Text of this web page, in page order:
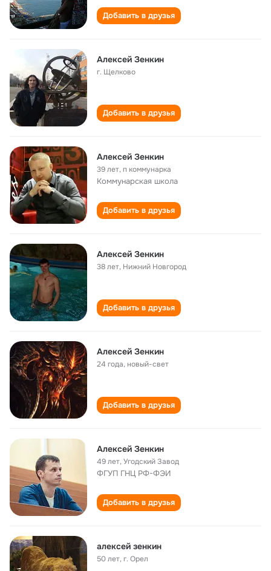
Добавить в друзья
Алексей Зенкин
г. Щелково
Добавить в друзья
Алексей Зенкин
39 лет,п коммунарка
Коммунарская школа
Добавить в друзья
Алексей Зенкин
38 лет, Нижний Новгород
Добавить в друзья
Алексей Зенкин
24 года,новый-свет
Добавить в друзья
Алексей Зенкин
49 лет,Угодский Завод
ФГУП ГНЦ РФ-ФЭИ
Добавить в друзья
алексей зенкин
50 лет,г. Орел